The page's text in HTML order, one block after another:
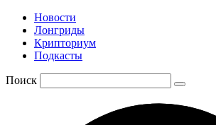
Новости
Лонгриды
Крипториум
Подкасты
Поиск